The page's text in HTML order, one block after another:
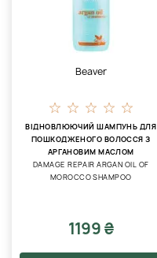
Beaver
ВІДНОВЛЮЮЧИЙ ШАМПУНЬ ДЛЯ
ПОШКОДЖЕНОГО ВОЛОССЯ З
АРГАНОВИМ МАСЛОМ
DAMAGE REPAIR ARGAN OIL OF
MOROCCO SHAMPOO
1199 ₴